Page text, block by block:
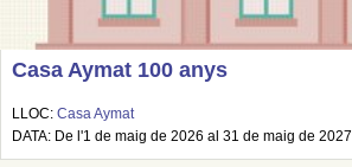
Casa Aymat 100 anys
LLOC: Casa Aymat
DATA: De l'1 de maig de 2026 al 31 de maig de 2027